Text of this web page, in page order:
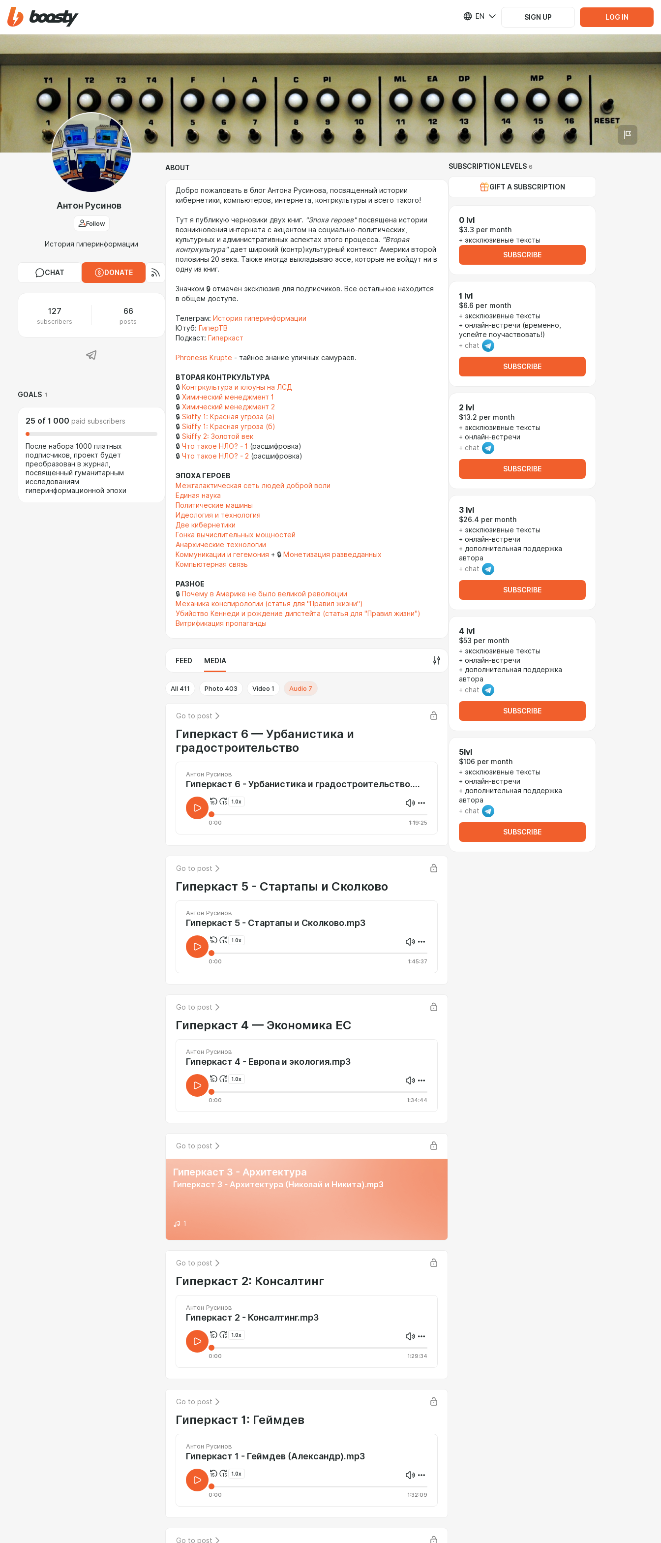
EN SIGN UP LOG IN
Антон Русинов
Follow
История гиперинформации
CHAT DONATE
127
subscribers
66
posts
GOALS 1
25 of 1 000 paid subscribers
После набора 1000 платных
подписчиков, проект будет
преобразован в журнал,
посвященный гуманитарным
исследованиям
гиперинформационной эпохи
ABOUT
Добро пожаловать в блог Антона Русинова, посвященный истории
кибернетики, компьютеров, интернета, контркультуры и всего такого!
Тут я публикую черновики двух книг. "Эпоха героев"посвящена истории
возникновения интернета с акцентом на социально-политических,
культурных и административных аспектах этого процесса. "Вторая
контркультура"дает широкий (контр)культурный контекст Америки второй
половины 20 века. Также иногда выкладываю эссе, которые не войдут ни в
одну из книг.
Значком 🔒 отмечен эксклюзив для подписчиков. Все остальное находится
в общем доступе.
Телеграм: История гиперинформации
Ютуб: ГиперТВ
Подкаст: Гиперкаст
Phronesis Krupte - тайное знание уличных самураев.
ВТОРАЯ КОНТРКУЛЬТУРА
🔒 Контркультура и клоуны на ЛСД
🔒 Химический менеджмент 1
🔒 Химический менеджмент 2
🔒 Skiffy 1: Красная угроза (а)
🔒 Skiffy 1: Красная угроза (б)
🔒 Skiffy 2: Золотой век
🔒 Что такое НЛО? - 1 (расшифровка)
🔒 Что такое НЛО? - 2 (расшифровка)
ЭПОХА ГЕРОЕВ
Межгалактическая сеть людей доброй воли
Единая наука
Политические машины
Идеология и технология
Две кибернетики
Гонка вычислительных мощностей
Анархические технологии
Коммуникации и гегемония + 🔒 Монетизация разведданных
Компьютерная связь
РАЗНОЕ
🔒 Почему в Америке не было великой революции
Механика конспирологии (статья для "Правил жизни")
Убийство Кеннеди и рождение дипстейта (статья для "Правил жизни")
Витрификация пропаганды
FEED MEDIA
All 411 Photo 403 Video 1 Audio 7
Go to post
Гиперкаст 6 — Урбанистика и
градостроительство
Антон Русинов
Гиперкаст 6 - Урбанистика и градостроительство.mp3
1.0x
0:00 1:19:25
Go to post
Гиперкаст 5 - Стартапы и Сколково
Антон Русинов
Гиперкаст 5 - Стартапы и Сколково.mp3
1.0x
0:00 1:45:37
Go to post
Гиперкаст 4 — Экономика ЕС
Антон Русинов
Гиперкаст 4 - Европа и экология.mp3
1.0x
0:00 1:34:44
Go to post
Гиперкаст 3 - Архитектура
Гиперкаст 3 - Архитектура (Николай и Никита).mp3
1
Go to post
Гиперкаст 2: Консалтинг
Антон Русинов
Гиперкаст 2 - Консалтинг.mp3
1.0x
0:00 1:29:34
Go to post
Гиперкаст 1: Геймдев
Антон Русинов
Гиперкаст 1 - Геймдев (Александр).mp3
1.0x
0:00 1:32:09
Go to post
SUBSCRIPTION LEVELS 6
GIFT A SUBSCRIPTION
0 lvl
$3.3 per month
+ эксклюзивные тексты
SUBSCRIBE
1 lvl
$6.6 per month
+ эксклюзивные тексты
+ онлайн-встречи (временно,
успейте поучаствовать!)
+ chat
SUBSCRIBE
2 lvl
$13.2 per month
+ эксклюзивные тексты
+ онлайн-встречи
+ chat
SUBSCRIBE
3 lvl
$26.4 per month
+ эксклюзивные тексты
+ онлайн-встречи
+ дополнительная поддержка
автора
+ chat
SUBSCRIBE
4 lvl
$53 per month
+ эксклюзивные тексты
+ онлайн-встречи
+ дополнительная поддержка
автора
+ chat
SUBSCRIBE
5lvl
$106 per month
+ эксклюзивные тексты
+ онлайн-встречи
+ дополнительная поддержка
автора
+ chat
SUBSCRIBE